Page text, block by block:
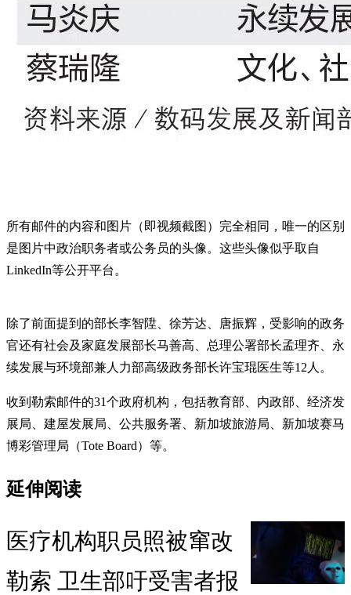
所有邮件的内容和图片（即视频截图）完全相同，唯一的区别
是图片中政治职务者或公务员的头像。这些头像似乎取自
LinkedIn等公开平台。
除了前面提到的部长李智陞、徐芳达、唐振辉，受影响的政务
官还有社会及家庭发展部长马善高、总理公署部长孟理齐、永
续发展与环境部兼人力部高级政务部长许宝琨医生等12人。
收到勒索邮件的31个政府机构，包括教育部、内政部、经济发
展局、建屋发展局、公共服务署、新加坡旅游局、新加坡赛马
博彩管理局（Tote Board）等。
延伸阅读
医疗机构职员照被窜改
勒索 卫生部吁受害者报